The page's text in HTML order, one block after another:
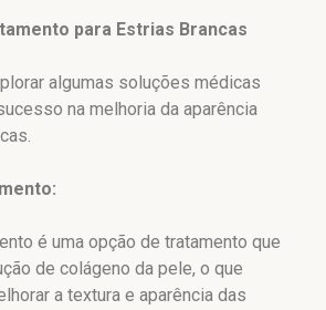
para Estrias Brancas
algumas soluções médicas
na melhoria da aparência
é uma opção de tratamento que
de colágeno da pele, o que
a textura e aparência das